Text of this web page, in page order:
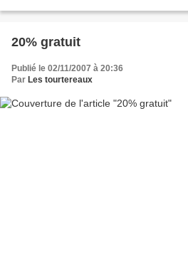
20% gratuit
Publié le 02/11/2007 à 20:36
Par Les tourtereaux